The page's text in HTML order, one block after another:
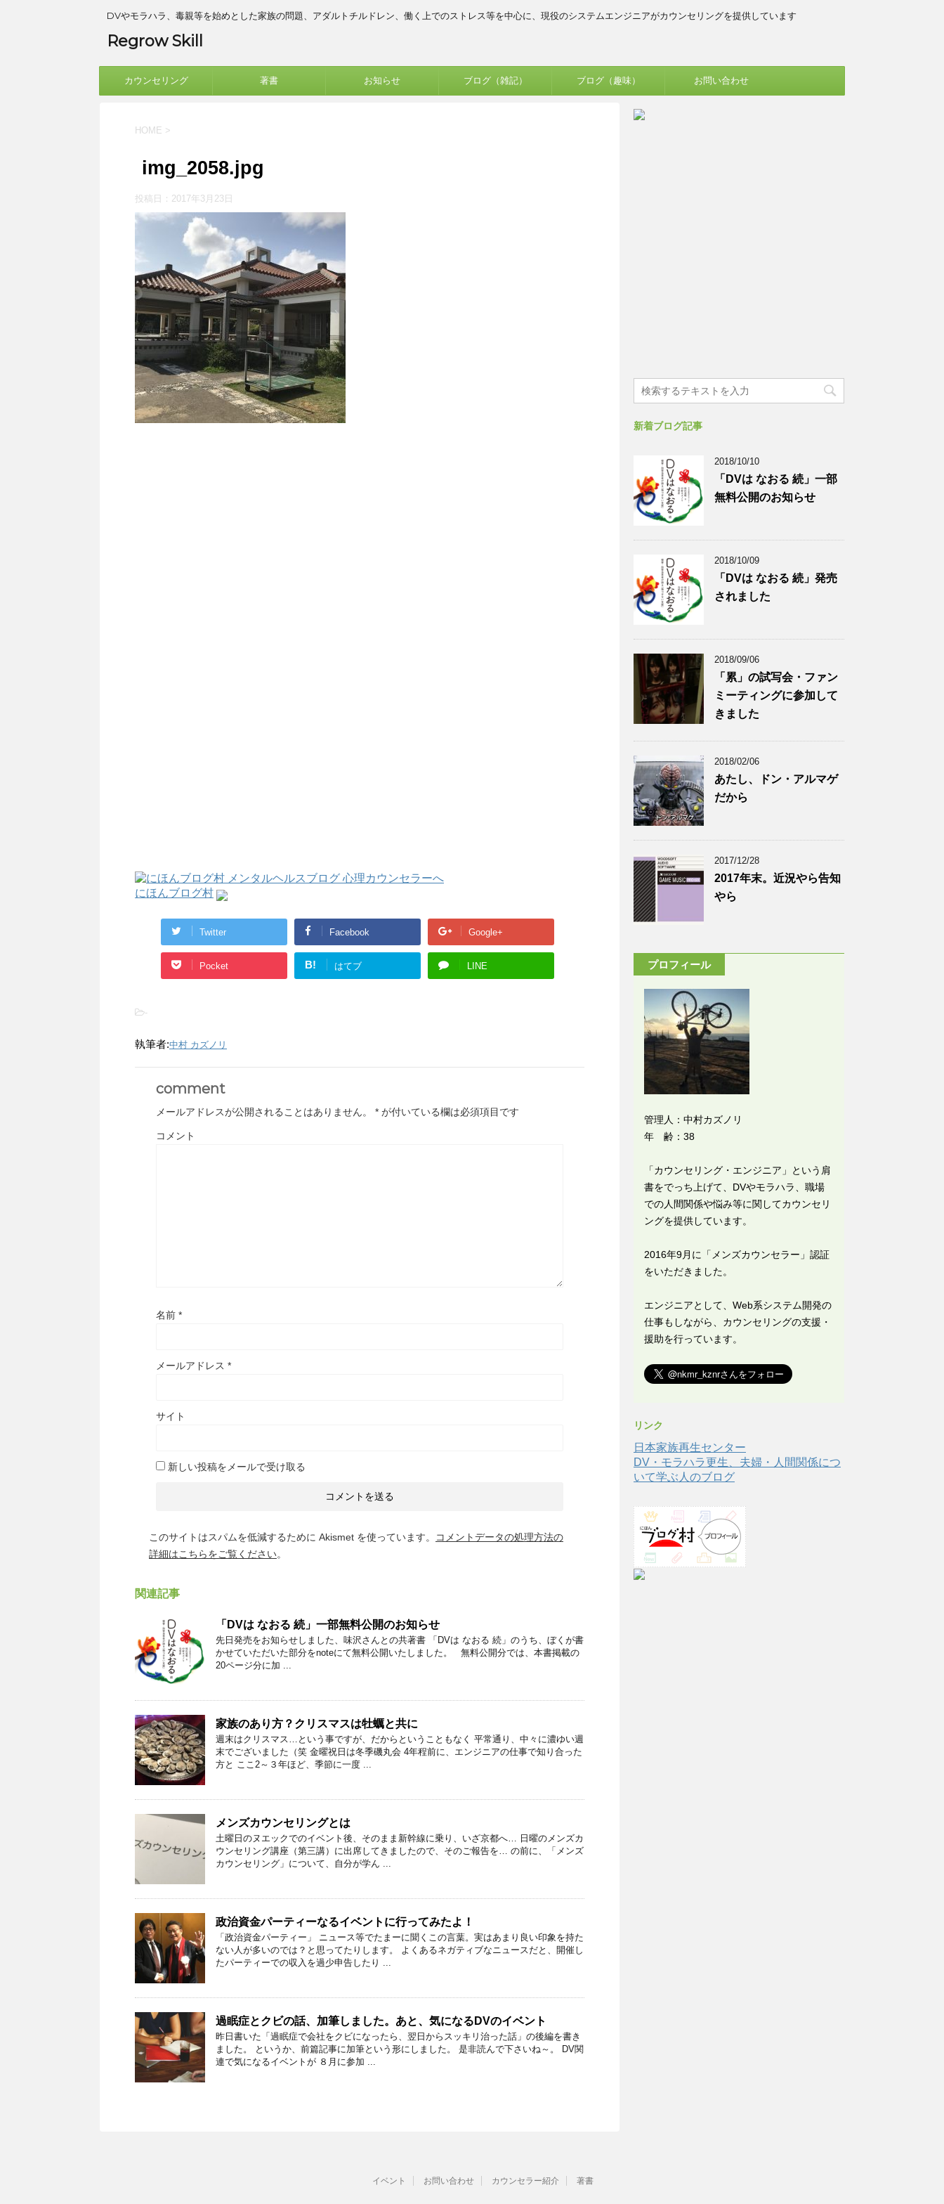
DVやモラハラ、毒親等を始めとした家族の問題、アダルトチルドレン、働く上でのストレス等を中心に、現役のシステムエンジニアがカウンセリングを提供しています
Regrow Skill
カウンセリング 著書 お知らせ ブログ（雑記） ブログ（趣味） お問い合わせ
HOME >
img_2058.jpg
投稿日： 2017年3月23日
にほんブログ村
Twitter Facebook Google+
Pocket B! はてブ LINE
-
執筆者:中村 カズノリ
comment
メールアドレスが公開されることはありません。 * が付いている欄は必須項目です
コメント
名前 *
メールアドレス *
サイト
新しい投稿をメールで受け取る
このサイトはスパムを低減するために Akismet を使っています。
コメントデータの処理方法の
詳細はこちらをご覧ください。
関連記事
「DVは なおる 続」一部無料公開のお知らせ
先日発売をお知らせしました、味沢さんとの共著書 「DVは なおる 続」のうち、ぼくが書
かせていただいた部分をnoteにて無料公開いたしました。 無料公開分では、本書掲載の
20ページ分に加 ...
家族のあり方？クリスマスは牡蠣と共に
週末はクリスマス…という事ですが、だからということもなく 平常通り、中々に濃ゆい週
末でございました（笑 金曜祝日は冬季磯丸会 4年程前に、エンジニアの仕事で知り合った
方と ここ2～３年ほど、季節に一度 ...
メンズカウンセリングとは
土曜日のヌエックでのイベント後、そのまま新幹線に乗り、いざ京都へ… 日曜のメンズカ
ウンセリング講座（第三講）に出席してきましたので、そのご報告を… の前に、「メンズ
カウンセリング」について、自分が学ん ...
政治資金パーティーなるイベントに行ってみたよ！
「政治資金パーティー」 ニュース等でたまーに聞くこの言葉。実はあまり良い印象を持た
ない人が多いのでは？と思ってたりします。 よくあるネガティブなニュースだと、開催し
たパーティーでの収入を過少申告したり ...
過眠症とクビの話、加筆しました。あと、気になるDVのイベント
昨日書いた「過眠症で会社をクビになったら、翌日からスッキリ治った話」の後編を書き
ました。 というか、前篇記事に加筆という形にしました。 是非読んで下さいね～。 DV関
連で気になるイベントが ８月に参加 ...
新着ブログ記事
2018/10/10
「DVは なおる 続」一部
無料公開のお知らせ
2018/10/09
「DVは なおる 続」発売
されました
2018/09/06
「累」の試写会・ファン
ミーティングに参加して
きました
2018/02/06
あたし、ドン・アルマゲ
だから
2017/12/28
2017年末。近況やら告知
やら
プロフィール
管理人：中村カズノリ
年 齢：38
「カウンセリング・エンジニア」という肩
書をでっち上げて、DVやモラハラ、職場
での人間関係や悩み等に関してカウンセリ
ングを提供しています。
2016年9月に「メンズカウンセラー」認証
をいただきました。
エンジニアとして、Web系システム開発の
仕事もしながら、カウンセリングの支援・
援助を行っています。
リンク
日本家族再生センター
DV・モラハラ更生、夫婦・人間関係につ
いて学ぶ人のブログ
イベント お問い合わせ カウンセラー紹介 著書